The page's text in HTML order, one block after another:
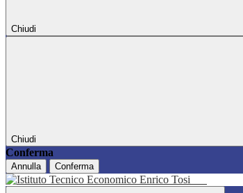
Chiudi
Chiudi
Conferma
Annulla Conferma